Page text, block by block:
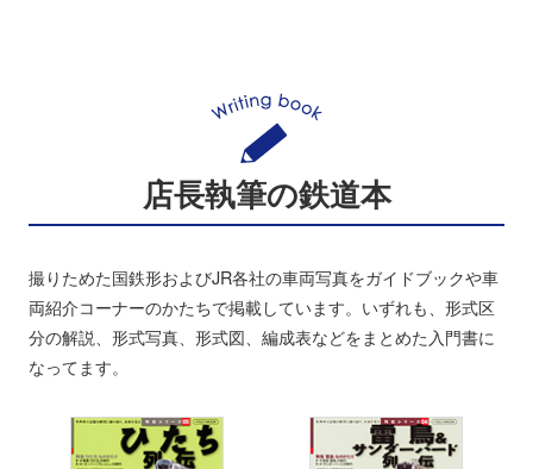
店長執筆の鉄道本
撮りためた国鉄形およびJR各社の車両写真をガイドブックや車
両紹介コーナーのかたちで掲載しています。いずれも、形式区
分の解説、形式写真、形式図、編成表などをまとめた入門書に
なってます。